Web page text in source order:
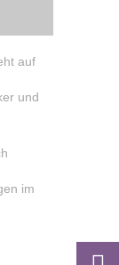
auf
und
im